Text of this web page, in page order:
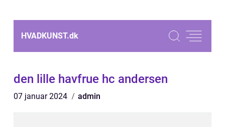
HVADKUNST.dk
den lille havfrue hc andersen
07 januar 2024 admin